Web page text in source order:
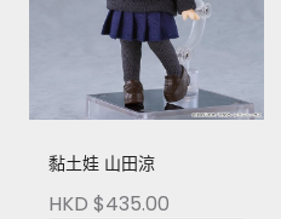
黏土娃 山田涼
HKD $435.00